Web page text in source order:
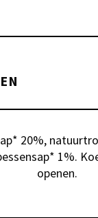
20%,
1%.
openen.